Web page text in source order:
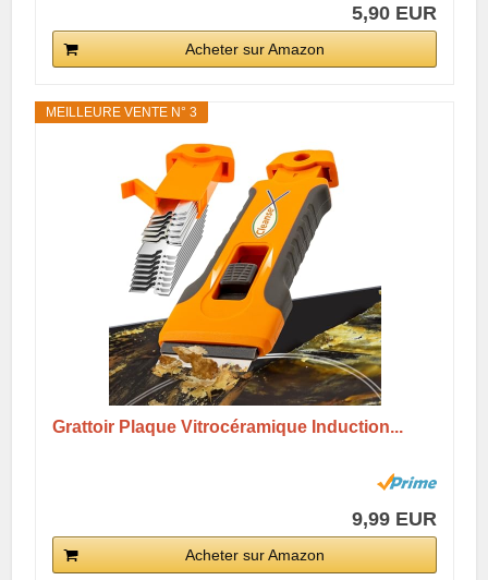
5,90 EUR
Acheter sur Amazon
MEILLEURE VENTE N° 3
Grattoir Plaque Vitrocéramique Induction...
9,99 EUR
Acheter sur Amazon